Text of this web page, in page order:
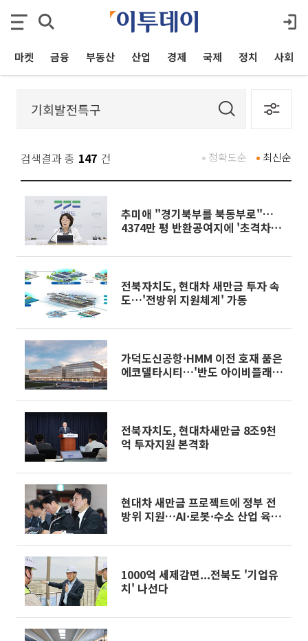
마켓 금융 부동산 산업 경제 국제 정치 사회
검색결과 총 147 건 최신순
정확도순
추미애 "경기북부를 북동부로"…
4374만 평 반환공여지에 '초격차'
전북자치도, 현대차 새만금 투자 속
도…'전방위 지원체계' 가동
가덕도신공항·HMM 이전 호재 품은
에코델타시티…'반도 아이비플래
전북자치도, 현대차새만금 8조9천
억 투자지원 본격화
현대차 새만금 프로젝트에 정부 전
방위 지원…AI·로봇·수소 산업 육성
1000억 세제감면...전북도 '기업유
치' 나선다